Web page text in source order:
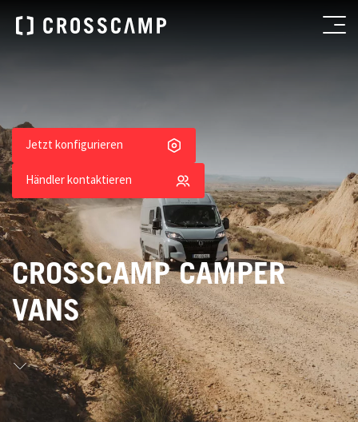
CROSSCAMP CAMPER
VANS
Jetzt konfigurieren
Händler kontaktieren